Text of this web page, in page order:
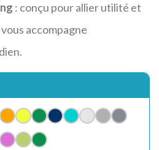
: conçu pour allier utilité et
accompagne